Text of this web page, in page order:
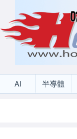
AI 半導體